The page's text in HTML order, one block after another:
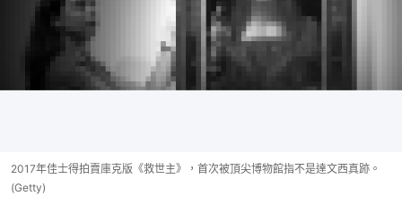
2017年佳士得拍賣庫克版《救世主》，首次被頂尖博物館指不是達文西真跡。
(Getty)